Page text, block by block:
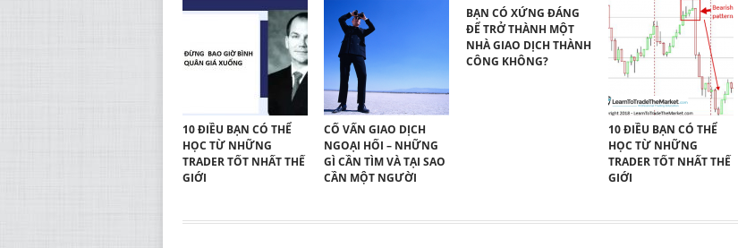
viết
10 ĐIỀU BẠN CÓ THỂ
HỌC TỪ NHỮNG
TRADER TỐT NHẤT THẾ
GIỚI
CỐ VẤN GIAO DỊCH
NGOẠI HỐI – NHỮNG
GÌ CẦN TÌM VÀ TẠI SAO
CẦN MỘT NGƯỜI
BẠN CÓ XỨNG ĐÁNG
ĐỂ TRỞ THÀNH MỘT
NHÀ GIAO DỊCH THÀNH
CÔNG KHÔNG?
10 ĐIỀU BẠN CÓ THỂ
HỌC TỪ NHỮNG
TRADER TỐT NHẤT THẾ
GIỚI